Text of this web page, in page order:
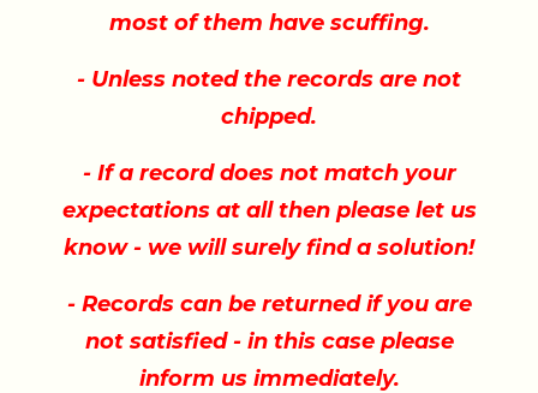
most of them have scuffing.
- Unless noted the records are not
chipped.
- If a record does not match your
expectations at all then please let us
know - we will surely find a solution!
- Records can be returned if you are
not satisfied - in this case please
inform us immediately.